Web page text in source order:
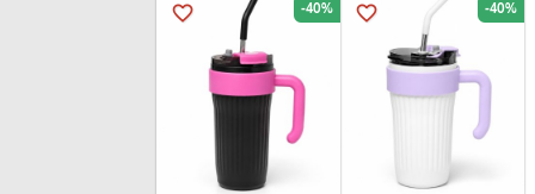
favorite_border -40%
favorite_border -40%